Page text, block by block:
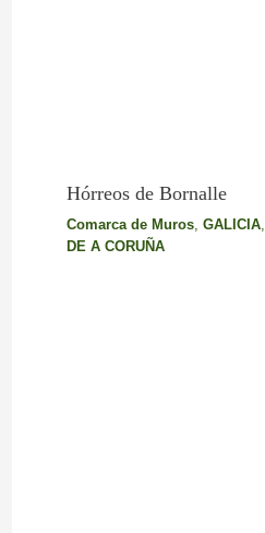
Hórreos de Bornalle
Comarca de Muros, GALICIA,
DE A CORUÑA